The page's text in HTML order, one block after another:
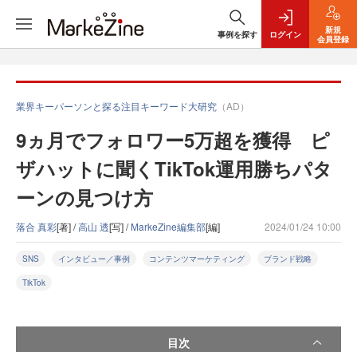
事例を探す ログイン
新規
会員登録
業界キーパーソンと探る注目キーワード大研究 （AD）
9ヵ月でフォロワー5万超を獲得 ピ
ザハットに聞くTikTok運用勝ちパタ
ーンの見つけ方
落合 真彩[著] /高山 透[写] /MarkeZine編集部[編] 2024/01/24 10:00
SNS インタビュー／事例 コンテンツマーケティング ブランド戦略
TikTok
目次